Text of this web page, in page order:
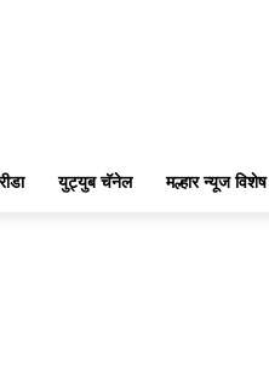
युट्युब चॅनेल मल्हार न्यूज विशेष